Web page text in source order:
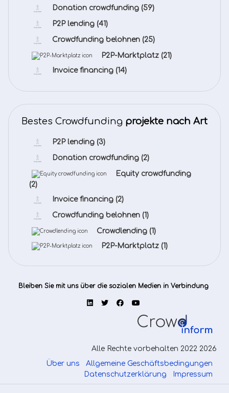
Donation crowdfunding (59)
P2P lending (41)
Crowdfunding belohnen (25)
P2P-Marktplatz (21)
Invoice financing (14)
Bestes Crowdfunding projekte nach Art
P2P lending (3)
Donation crowdfunding (2)
Equity crowdfunding
(2)
Invoice financing (2)
Crowdfunding belohnen (1)
Crowdlending (1)
P2P-Marktplatz (1)
Bleiben Sie mit uns über die sozialen Medien in Verbindung
Alle Rechte vorbehalten 2022 2026
Über uns
Allgemeine Geschäftsbedingungen
Datenschutzerklärung
Impressum